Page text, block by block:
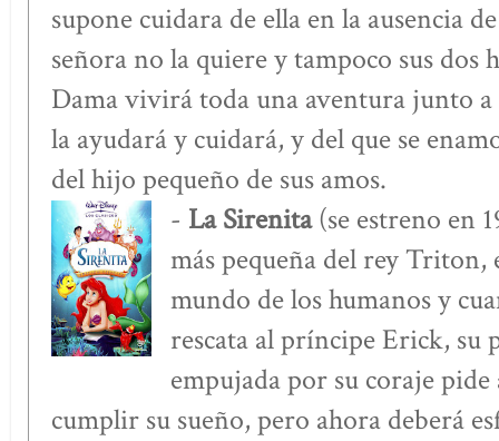
supone cuidara de ella en la ausencia
señora no la quiere y tampoco sus dos
Dama vivirá toda una aventura junto
la ayudará y cuidará, y del que se
del hijo pequeño de sus amos.
- La Sirenita(se estreno en
más pequeña del rey Triton,
mundo de los humanos y
rescata al príncipe Erick, su
empujada por su coraje
cumplir su sueño, pero ahora deberá